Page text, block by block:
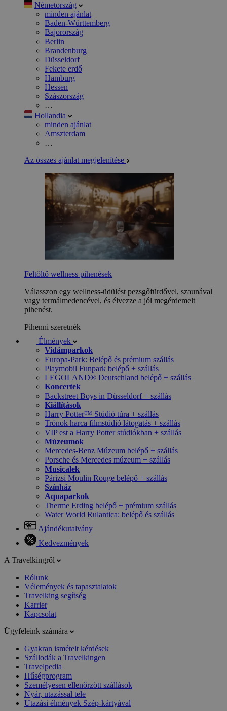
Németország
minden ajánlat
Baden-Württemberg
Bajorország
Berlin
Brandenburg
Düsseldorf
Fekete erdő
Hamburg
Hessen
Szászország
…
Hollandia
minden ajánlat
Amszterdam
…
Az összes ajánlat megjelenítése
Feltöltő wellness pihenések
Válasszon egy wellness-üdülést pezsgőfürdővel, szaunával
vagy termálmedencével, és élvezze a jól megérdemelt
pihenést.
Pihenni szeretnék
Élmények
Vidámparkok
Europa-Park: Belépő és prémium szállás
Playmobil Funpark belépő + szállás
LEGOLAND® Deutschland belépő + szállás
Koncertek
Backstreet Boys in Düsseldorf + szállás
Kiállítások
Harry Potter™ Stúdió túra + szállás
Trónok harca filmstúdió látogatás + szállás
VIP est a Harry Potter stúdiókban + szállás
Múzeumok
Mercedes-Benz Múzeum belépő + szállás
Porsche és Mercedes múzeum + szállás
Musicalek
Párizsi Moulin Rouge belépő + szállás
Színház
Aquaparkok
Therme Erding belépő + prémium szállás
Water World Rulantica: belépő és szállás
Ajándékutalvány
Kedvezmények
A Travelkingről
Rólunk
Vélemények és tapasztalatok
Travelking segítség
Karrier
Kapcsolat
Ügyfeleink számára
Gyakran ismételt kérdések
Szállodák a Travelkingen
Travelpedia
Hűségprogram
Személyesen ellenőrzött szállások
Nyár, utazással tele
Utazási élmények Szép-kártyával